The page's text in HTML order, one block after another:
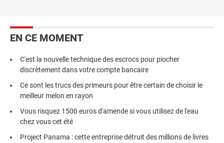
EN CE MOMENT
C'est la nouvelle technique des escrocs pour piocher
discrètement dans votre compte bancaire
Ce sont les trucs des primeurs pour être certain de choisir le
meilleur melon en rayon
Vous risquez 1500 euros d'amende si vous utilisez de l'eau
chez vous cet été
Project Panama : cette entreprise détruit des millions de livres